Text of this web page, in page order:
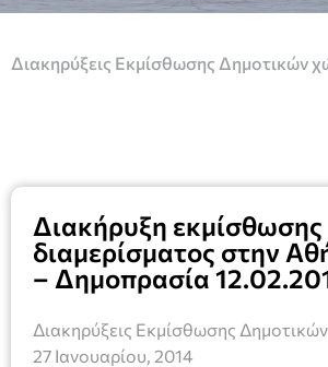
Διακηρύξεις Εκμίσθωσης Δημοτικών
Διακήρυξη εκμίσθωσης
διαμερίσματος στην
– Δημοπρασία
Διακηρύξεις Εκμίσθωσης
27 Ιανουαρίου, 2014